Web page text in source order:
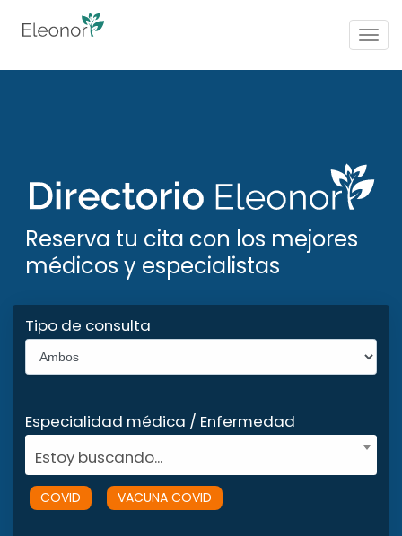
Reserva tu cita con los mejores
médicos y especialistas
Tipo de consulta
Especialidad médica / Enfermedad
Estoy buscando...
COVID VACUNA COVID